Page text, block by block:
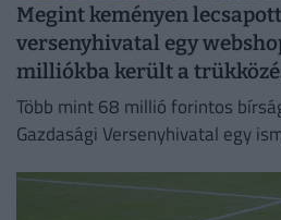
Megint keményen
versenyhivatal egy
milliókba került a
Több mint 68 millió forintos
Gazdasági Versenyhivatal egy